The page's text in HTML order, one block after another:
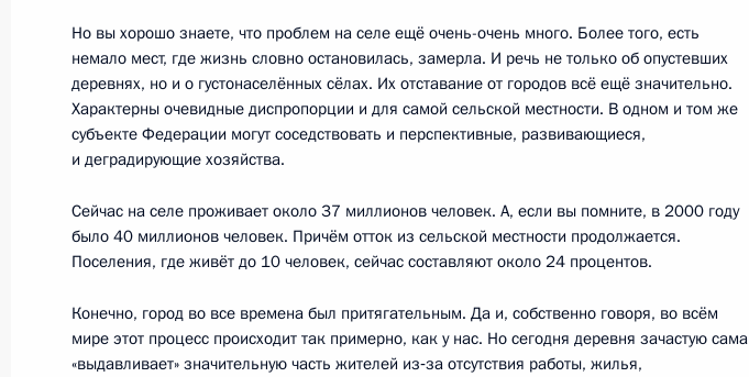
9 апреля 2014 года, среда
Осуществлена ротация состава президиума Госсовета
9 апреля 2014 года, 12:00
Но вы хорошо знаете, что проблем на селе ещё очень-очень много. Более того, есть
немало мест, где жизнь словно остановилась, замерла. И речь не только об опустевших
деревнях, но и о густонаселённых сёлах. Их отставание от городов всё ещё значительно.
Характерны очевидные диспропорции и для самой сельской местности. В одном и том же
субъекте Федерации могут соседствовать и перспективные, развивающиеся,
и деградирующие хозяйства.
Сейчас на селе проживает около 37 миллионов человек. А, если вы помните, в 2000 году
было 40 миллионов человек. Причём отток из сельской местности продолжается.
Поселения, где живёт до 10 человек, сейчас составляют около 24 процентов.
Конечно, город во все времена был притягательным. Да и, собственно говоря, во всём
мире этот процесс происходит так примерно, как у нас. Но сегодня деревня зачастую сама
«выдавливает» значительную часть жителей из‑за отсутствия работы, жилья,